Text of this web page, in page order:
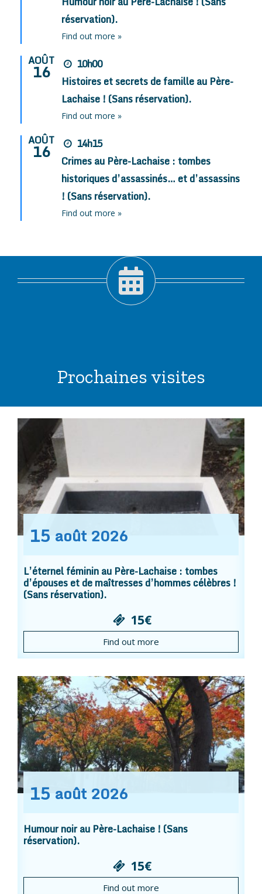
réservation).
Find out more »
AOÛT
16
10h00
Histoires et secrets de famille au Père-
Lachaise ! (Sans réservation).
Find out more »
AOÛT
16
14h15
Crimes au Père-Lachaise : tombes
historiques d’assassinés… et d’assassins
! (Sans réservation).
Find out more »
Prochaines visites
15 août 2026
L’éternel féminin au Père-Lachaise : tombes
d’épouses et de maîtresses d’hommes célèbres !
(Sans réservation).
15€
Find out more
15 août 2026
Humour noir au Père-Lachaise ! (Sans
réservation).
15€
Find out more